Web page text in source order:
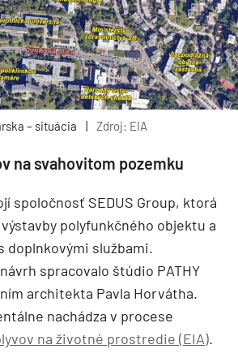
– situácia | Zdroj: EIA
na svahovitom pozemku
spoločnosť SEDUS Group, ktorá
polyfunkčného objektu a
doplnkovými službami.
spracovalo štúdio PATHY
architekta Pavla Horvátha.
nachádza v procese
na životné prostredie (EIA).